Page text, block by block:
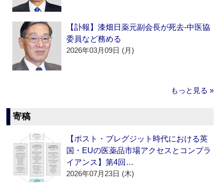
【訃報】漆畑日薬元副会長が死去‐中医協
委員など務める
2026年03月09日 (月)
もっと見る »
寄稿
【ポスト・ブレグジット時代における英
国・EUの医薬品市場アクセスとコンプラ
イアンス】第4回…
2026年07月23日 (木)